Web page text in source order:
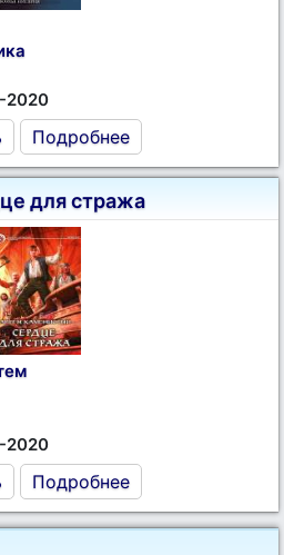
2020
Подробнее
для стража
2020
Подробнее